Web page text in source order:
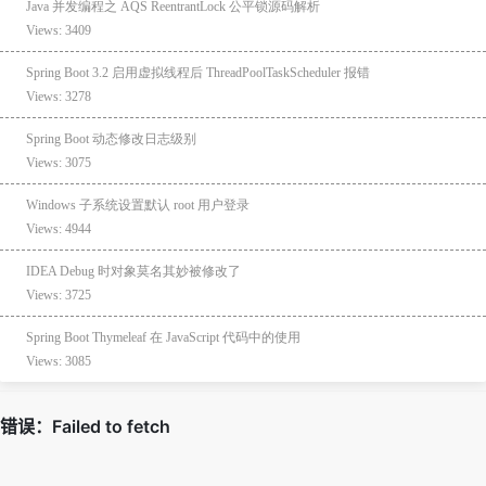
Java 并发编程之 AQS ReentrantLock 公平锁源码解析
Views: 3409
Spring Boot 3.2 启用虚拟线程后 ThreadPoolTaskScheduler 报错
Views: 3278
Spring Boot 动态修改日志级别
Views: 3075
Windows 子系统设置默认 root 用户登录
Views: 4944
IDEA Debug 时对象莫名其妙被修改了
Views: 3725
Spring Boot Thymeleaf 在 JavaScript 代码中的使用
Views: 3085